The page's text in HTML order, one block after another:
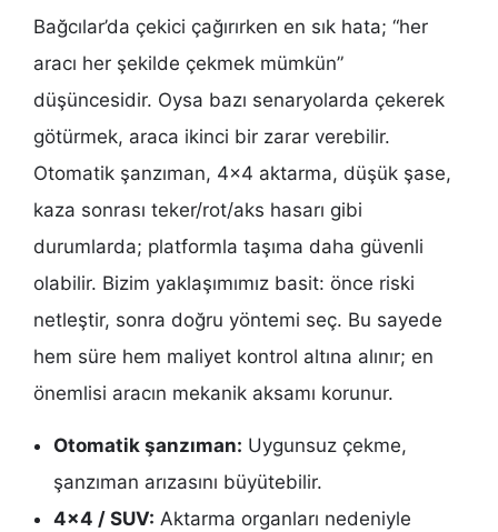
Bağcılar’da çekici çağırırken en sık hata; “her
aracı her şekilde çekmek mümkün”
düşüncesidir. Oysa bazı senaryolarda çekerek
götürmek, araca ikinci bir zarar verebilir.
Otomatik şanzıman, 4×4 aktarma, düşük şase,
kaza sonrası teker/rot/aks hasarı gibi
durumlarda; platformla taşıma daha güvenli
olabilir. Bizim yaklaşımımız basit: önce riski
netleştir, sonra doğru yöntemi seç. Bu sayede
hem süre hem maliyet kontrol altına alınır; en
önemlisi aracın mekanik aksamı korunur.
Otomatik şanzıman: Uygunsuz çekme,
şanzıman arızasını büyütebilir.
4×4 / SUV: Aktarma organları nedeniyle